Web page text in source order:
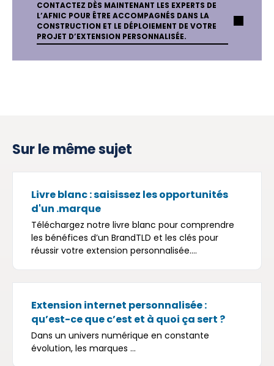
CONTACTEZ DÈS MAINTENANT LES EXPERTS DE
L’AFNIC POUR ÊTRE ACCOMPAGNÉS DANS LA
CONSTRUCTION ET LE DÉPLOIEMENT DE VOTRE
PROJET D’EXTENSION PERSONNALISÉE.
Sur le même sujet
Livre blanc : saisissez les opportunités
d'un .marque
Téléchargez notre livre blanc pour comprendre
les bénéfices d’un BrandTLD et les clés pour
réussir votre extension personnalisée....
Extension internet personnalisée :
qu’est-ce que c’est et à quoi ça sert ?
Dans un univers numérique en constante
évolution, les marques ...